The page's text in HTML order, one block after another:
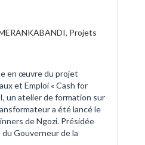
, Projets
en œuvre du projet
et Emploi « Cash for
un atelier de formation sur
a été lancé le
de Ngozi. Présidée
Gouverneur de la